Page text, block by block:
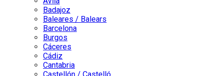
Badajoz
Baleares / Balears
Barcelona
Burgos
Cáceres
Cádiz
Cantabria